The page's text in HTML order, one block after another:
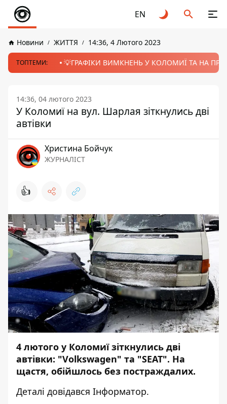
EN
Новини ЖИТТЯ 14:36, 4 Лютого 2023
ТОПТЕМИ: 💡ГРАФІКИ ВИМКНЕНЬ У КОЛОМИЇ ТА НА
14:36, 04 лютого 2023
У Коломиї на вул. Шарлая зіткнулись дві
автівки
Христина Бойчук
ЖУРНАЛІСТ
👍
4 лютого у Коломиї зіткнулись дві
автівки: "Volkswagen" та "SEAT". На
щастя, обійшлось без постраждалих.
Деталі довідався Інформатор.